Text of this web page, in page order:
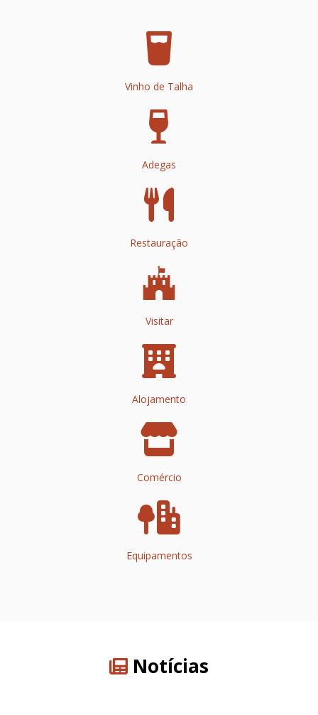
Vinho de Talha
Adegas
Restauração
Visitar
Alojamento
Comércio
Equipamentos
Notícias